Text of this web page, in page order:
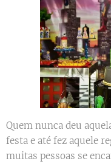
Quem nunca deu
festa e até fez aquele
muitas pessoas se